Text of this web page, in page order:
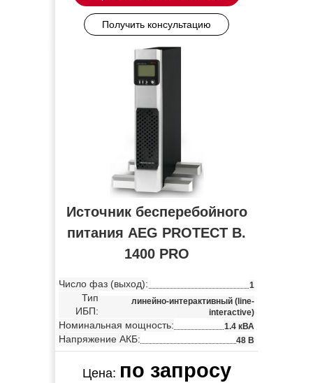
Получить консультацию
Источник бесперебойного
питания AEG PROTECT B.
1400 PRO
Число фаз (выход): 1
Тип
ИБП:
линейно-интерактивный (line-
interactive)
Номинальная мощность: 1.4 кВА
Напряжение АКБ: 48 В
Цена: по запросу